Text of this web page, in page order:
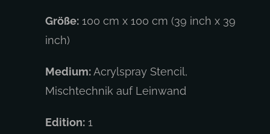
Größe:100 cm x 100 cm (39 inch x 39
inch)
Medium:Acrylspray Stencil,
Mischtechnik auf Leinwand
Edition:1